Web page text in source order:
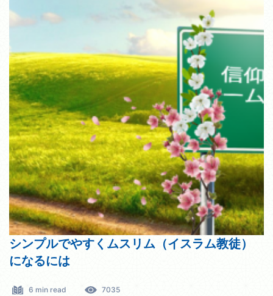
シンプルでやすくムスリム（イスラム教徒）
になるには
6 min read 7035